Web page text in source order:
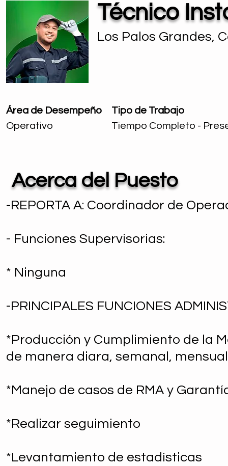
Técnico
Los Palos Grandes,
Área de Desempeño
Tipo de Trabajo
Operativo
Tiempo Completo -
Acerca del Puesto
-REPORTA A: Coordinador de
- Funciones Supervisorias:
* Ninguna
-PRINCIPALES FUNCIONES
*Producción y Cumplimiento de la
de manera diara, semanal,
*Manejo de casos de RMA y
*Realizar seguimiento
*Levantamiento de estadísticas